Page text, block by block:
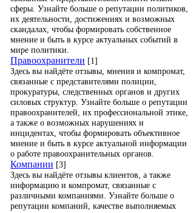
сферы. Узнайте больше о репутации политиков,
их деятельности, достижениях и возможных
скандалах, чтобы формировать собственное
мнение и быть в курсе актуальных событий в
мире политики.
Правоохранители [1]
Здесь вы найдёте отзывы, мнения и компромат,
связанные с представителями полиции,
прокуратуры, следственных органов и других
силовых структур. Узнайте больше о репутации
правоохранителей, их профессиональной этике,
а также о возможных нарушениях и
инцидентах, чтобы формировать объективное
мнение и быть в курсе актуальной информации
о работе правоохранительных органов.
Компании [3]
Здесь вы найдёте отзывы клиентов, а также
информацию и компромат, связанные с
различными компаниями. Узнайте больше о
репутации компаний, качестве выполняемых